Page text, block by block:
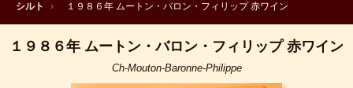
シルト
› １９８６年 ムートン・バロン・フィリップ 赤ワイン
１９８６年 ムートン・バロン・フィリップ 赤ワイン
Ch-Mouton-Baronne-Philippe